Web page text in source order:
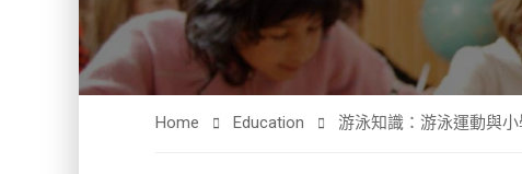
Home Education 游泳知識：游泳運動與小